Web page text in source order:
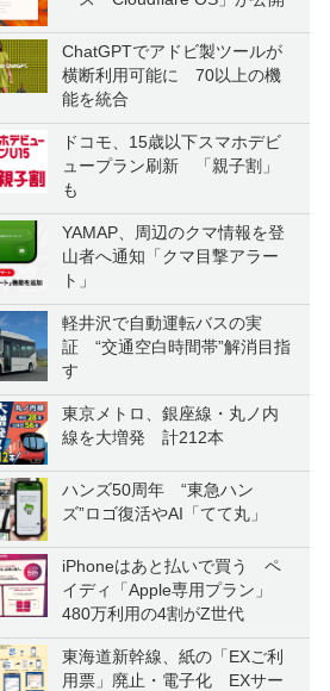
ChatGPTでアドビ製ツールが
横断利用可能に 70以上の機
能を統合
ドコモ、15歳以下スマホデビ
ュープラン刷新 「親子割」
も
YAMAP、周辺のクマ情報を登
山者へ通知「クマ目撃アラー
ト」
軽井沢で自動運転バスの実
証 “交通空白時間帯”解消目指
す
東京メトロ、銀座線・丸ノ内
線を大増発 計212本
ハンズ50周年 “東急ハン
ズ”ロゴ復活やAI「てて丸」
iPhoneはあと払いで買う ペ
イディ「Apple専用プラン」
480万利用の4割がZ世代
東海道新幹線、紙の「EXご利
用票」廃止・電子化 EXサー